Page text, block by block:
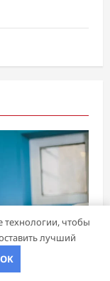
технологии, чтобы
лучший
OK